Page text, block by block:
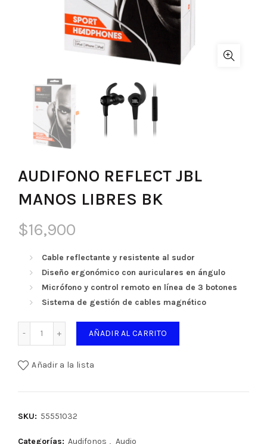
AUDIFONO REFLECT JBL
MANOS LIBRES BK
$16,900
Cable reflectante y resistente al sudor
Diseño ergonómico con auriculares en ángulo
Micrófono y control remoto en línea de 3 botones
Sistema de gestión de cables magnético
AUDIFONO REFLECT JBL MANOS LIBRES BK cantidad
AÑADIR AL CARRITO
Añadir a la lista
SKU: 55551032
Categorías: Audifonos , Audio